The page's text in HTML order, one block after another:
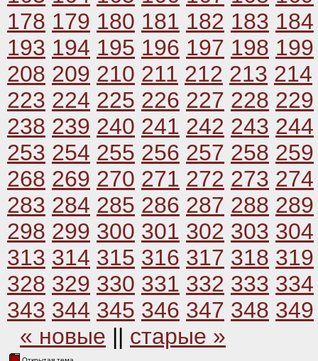
178 179 180 181 182 183 184
193 194 195 196 197 198 199
208 209 210 211 212 213 214
223 224 225 226 227 228 229
238 239 240 241 242 243 244
253 254 255 256 257 258 259
268 269 270 271 272 273 274
283 284 285 286 287 288 289
298 299 300 301 302 303 304
313 314 315 316 317 318 319
328 329 330 331 332 333 334
343 344 345 346 347 348 349
« новые || старые »